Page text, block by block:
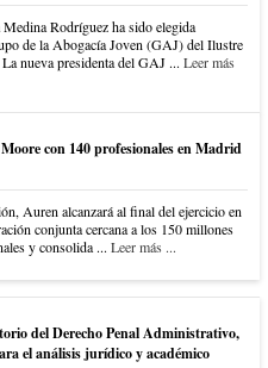
Medina Rodríguez ha sido elegida
de la Abogacía Joven (GAJ) del Ilustre
nueva presidenta del GAJ ... Leer más
con 140 profesionales en Madrid
Auren alcanzará al final del ejercicio en
conjunta cercana a los 150 millones
y consolida ... Leer más ...
del Derecho Penal Administrativo,
el análisis jurídico y académico